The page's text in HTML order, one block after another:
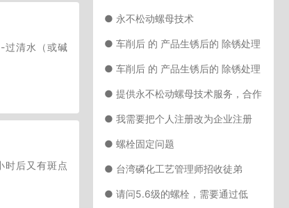
过清水（或碱
时后又有斑点
● 永不松动螺母技术
● 车削后 的 产品生锈后的 除锈处理
● 车削后 的 产品生锈后的 除锈处理
● 提供永不松动螺母技术服务，合作
● 我需要把个人注册改为企业注册
● 螺栓固定问题
● 台湾磷化工艺管理师招收徒弟
● 请问5.6级的螺栓，需要通过低